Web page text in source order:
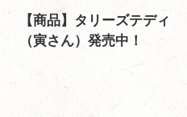
【商品】タリーズテディ
（寅さん）発売中！